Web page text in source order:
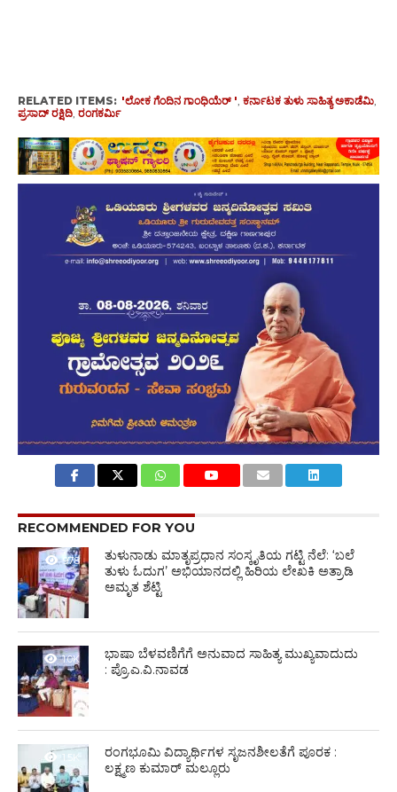
RELATED ITEMS: 'ಲೋಕ ಗೆಂದಿನ ಗಾಂಧಿಯೆರ್ ', ಕರ್ನಾಟಕ ತುಳು ಸಾಹಿತ್ಯ ಅಕಾಡೆಮಿ,
ಪ್ರಸಾದ್ ರಕ್ಷಿದಿ, ರಂಗಕರ್ಮಿ
RECOMMENDED FOR YOU
978
ತುಳುನಾಡು ಮಾತೃಪ್ರಧಾನ ಸಂಸ್ಕೃತಿಯ ಗಟ್ಟಿ ನೆಲೆ: ‘ಬಲೆ
ತುಳು ಓದುಗ’ ಅಭಿಯಾನದಲ್ಲಿ ಹಿರಿಯ ಲೇಖಕಿ ಅತ್ರಾಡಿ
ಅಮೃತ ಶೆಟ್ಟಿ
1.0K
ಭಾಷಾ ಬೆಳವಣಿಗೆಗೆ ಅನುವಾದ ಸಾಹಿತ್ಯ ಮುಖ್ಯವಾದುದು
: ಪ್ರೊ.ಎ.ವಿ.ನಾವಡ
1.5K
ರಂಗಭೂಮಿ ವಿದ್ಯಾರ್ಥಿಗಳ ಸೃಜನಶೀಲತೆಗೆ ಪೂರಕ :
ಲಕ್ಷ್ಮಣ ಕುಮಾರ್ ಮಲ್ಲೂರು